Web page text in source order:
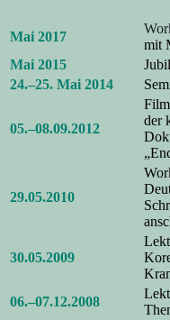
Mai 2017
mit
Mai 2015
24.–25. Mai 2014
05.–08.09.2012
der
29.05.2010
30.05.2009
06.–07.12.2008